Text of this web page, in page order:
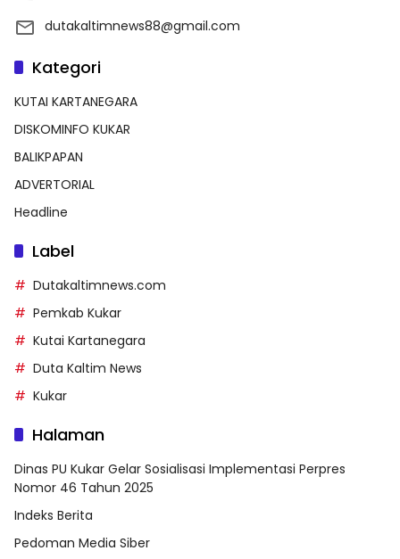
dutakaltimnews88@gmail.com
Kategori
KUTAI KARTANEGARA
DISKOMINFO KUKAR
BALIKPAPAN
ADVERTORIAL
Headline
Label
Dutakaltimnews.com
Pemkab Kukar
Kutai Kartanegara
Duta Kaltim News
Kukar
Halaman
Dinas PU Kukar Gelar Sosialisasi Implementasi Perpres
Nomor 46 Tahun 2025
Indeks Berita
Pedoman Media Siber